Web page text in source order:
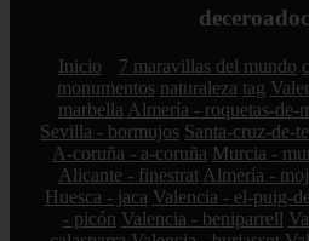
Inicio 7 maravillas del mundo
monumentos naturaleza tag
marbella Almería - roquetas-de-
Sevilla - bormujos Santa-cruz-de-
A-coruña - a-coruña Murcia -
Alicante - finestrat Almería -
Huesca - jaca Valencia - el-puig-
- picón Valencia - beniparrell